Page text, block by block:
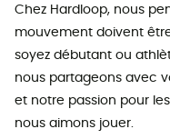
Chez Hardloop, nous
mouvement doivent
soyez débutant ou
nous partageons avec
et notre passion pour
nous aimons jouer.